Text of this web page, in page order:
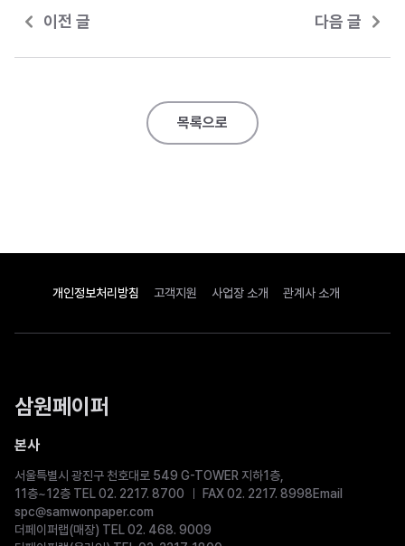
이전 글 다음 글
목록으로
개인정보처리방침 고객지원 사업장 소개 관계사 소개
삼원페이퍼
본사
서울특별시 광진구 천호대로 549 G-TOWER 지하1층,
11층~12층 TEL 02. 2217. 8700
FAX 02. 2217. 8998Email
spc@samwonpaper.com
더페이퍼랩(매장) TEL 02. 468. 9009